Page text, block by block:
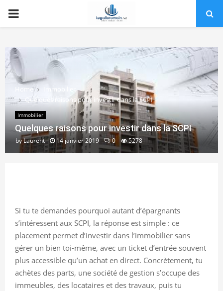
PRIMARY
Home
Immobilier
Quelques raisons pour investir dans la SCPI
Immobilier
Quelques raisons pour investir dans la SCPI
byLaurent 14 janvier 2019 0 5278
Si tu te demandes pourquoi autant d’épargnants
s’intéressent aux SCPI, la réponse est simple : ce
placement permet d’investir dans l’immobilier sans
gérer un bien toi-même, avec un ticket d’entrée souvent
plus accessible qu’un achat en direct. Concrètement, tu
achètes des parts, une société de gestion s’occupe des
immeubles, des locataires et des travaux, puis tu